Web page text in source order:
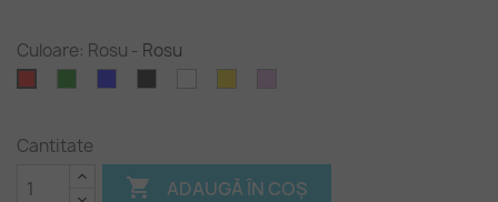
Culoare: Rosu - Rosu
Cantitate
 ADAUGĂ ÎN COȘ